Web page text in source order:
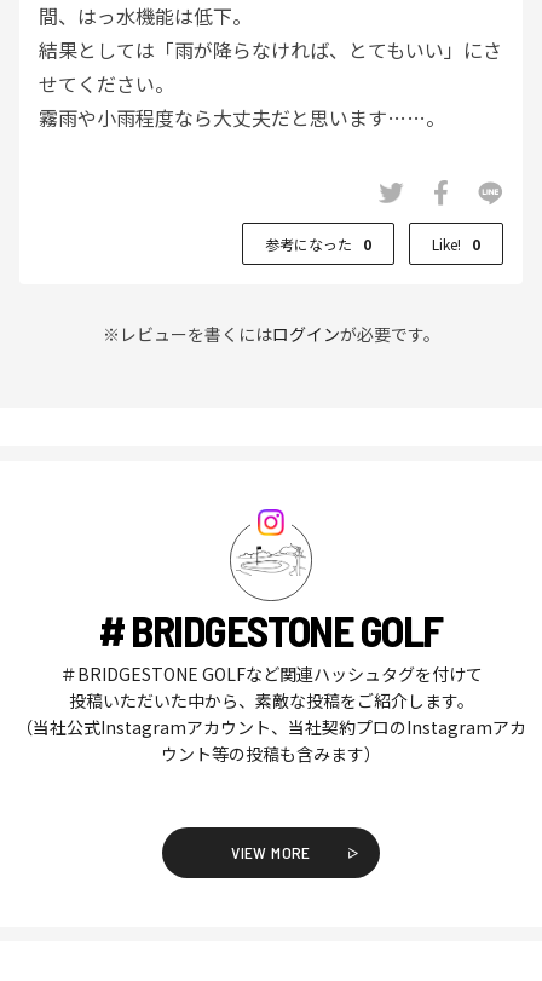
間、はっ水機能は低下。
結果としては「雨が降らなければ、とてもいい」にさ
せてください。
霧雨や小雨程度なら大丈夫だと思います……。
またウエストはゴムのほうがいいかもしれません。ベ
ルトをしていなかった私が悪いのですが、
動いているうちにインしたトップスが出てきてしまっ
参考になった 0 Like! 0
※レビューを書くにはログインが必要です。
# BRIDGESTONE GOLF
＃BRIDGESTONE GOLFなど関連ハッシュタグを付けて
投稿いただいた中から、素敵な投稿をご紹介します。
（当社公式Instagramアカウント、当社契約プロのInstagramアカ
ウント等の投稿も含みます）
VIEW MORE